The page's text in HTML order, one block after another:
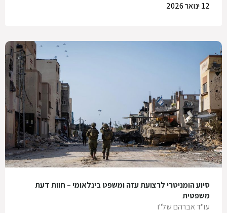
12 ינואר 2026
סיוע הומניטרי לרצועת עזה ומשפט בינלאומי – חוות דעת
משפטית
עו"ד אברהם של"ו